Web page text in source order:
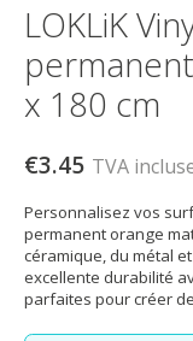
LOKLiK
x 180 cm
€3.45 TVA
Personnalisez vos
permanent orange
céramique, du métal
excellente durabilité
parfaites pour créer